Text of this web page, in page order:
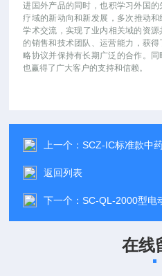
进国外产品的同时，也积学习外国
疗域的新动向和新发展，多次推
学术交流，实现了业内相关域的资
的销售和技术团队、运营能力，
略协议并保持有长期广泛的合作。
也赢得了广大客户的支持和信赖。
上一个：SCZ-IC标准款中
返回列表
下一个：SC-QL-2000型电
在线